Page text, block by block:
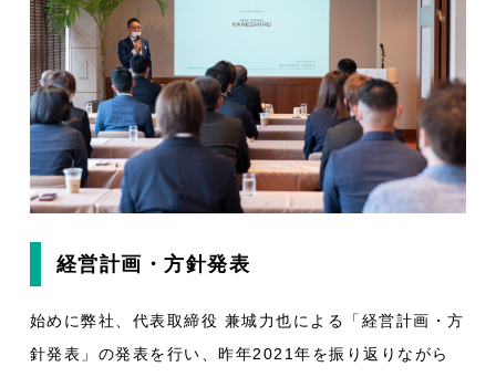
経営計画・方針発表
始めに弊社、代表取締役 兼城力也による「経営計画・方
針発表」の発表を行い、昨年2021年を振り返りながら